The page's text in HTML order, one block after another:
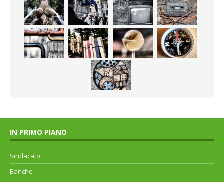
IN PRIMO PIANO
Sindacato
Banche